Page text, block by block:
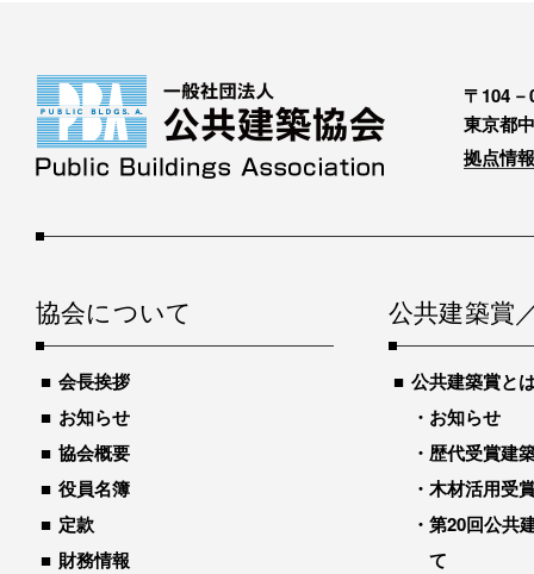
〒104－
東京都
拠点情
協会について
会長挨拶
お知らせ
協会概要
役員名簿
定款
財務情報
公共建築賞
公共建築賞と
お知らせ
歴代受賞建
木材活用受
第20回公共
て